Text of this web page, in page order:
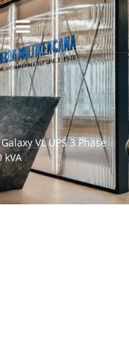
VL UPS 3 Phase
kVA